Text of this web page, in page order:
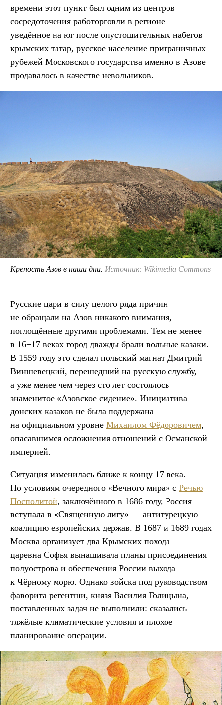
времени этот пункт был одним из центров
сосредоточения работорговли в регионе —
уведённое на юг после опустошительных набегов
крымских татар, русское население приграничных
рубежей Московского государства именно в Азове
продавалось в качестве невольников.
Крепость Азов в наши дни. Источник: Wikimedia Commons
Русские цари в силу целого ряда причин
не обращали на Азов никакого внимания,
поглощённые другими проблемами. Тем не менее
в 16−17 веках город дважды брали вольные казаки.
В 1559 году это сделал польский магнат Дмитрий
Виншевецкий, перешедший на русскую службу,
а уже менее чем через сто лет состоялось
знаменитое «Азовское сидение». Инициатива
донских казаков не была поддержана
на официальном уровне Михаилом Фёдоровичем,
опасавшимся осложнения отношений с Османской
империей.
Ситуация изменилась ближе к концу 17 века.
По условиям очередного «Вечного мира» с Речью
Посполитой, заключённого в 1686 году, Россия
вступала в «Священную лигу» — антитурецкую
коалицию европейских держав. В 1687 и 1689 годах
Москва организует два Крымских похода —
царевна Софья вынашивала планы присоединения
полуострова и обеспечения России выхода
к Чёрному морю. Однако войска под руководством
фаворита регентши, князя Василия Голицына,
поставленных задач не выполнили: сказались
тяжёлые климатические условия и плохое
планирование операции.